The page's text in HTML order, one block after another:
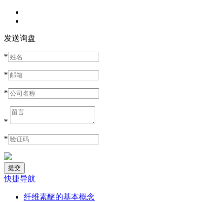
发送询盘
*
*
*
*
*
快捷导航
纤维素醚的基本概念